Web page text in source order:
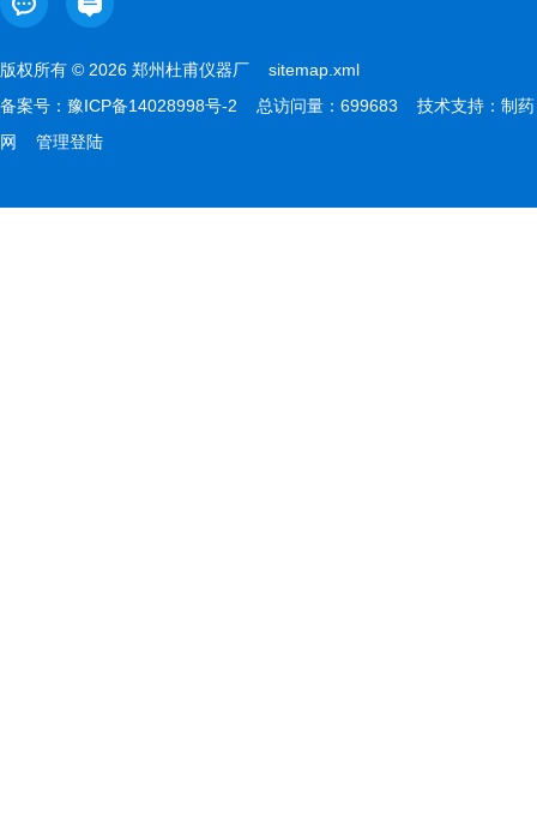
版权所有 © 2026 郑州杜甫仪器厂 sitemap.xml
备案号： 豫ICP备14028998号-2 总访问量：699683 技术支持： 制药
网
管理登陆